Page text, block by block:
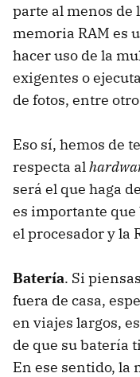
parte al menos de
memoria RAM es
hacer uso de la
exigentes o
de fotos, entre
Eso sí, hemos de
respecta al
será el que haga
es importante que
el procesador y la
Batería. Si
fuera de casa,
en viajes largos,
de que su batería
En ese sentido, la